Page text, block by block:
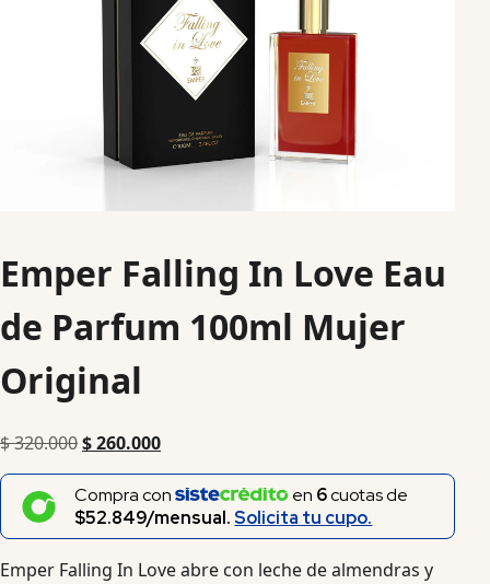
Emper Falling In Love Eau
de Parfum 100ml Mujer
Original
$320.000$260.000
Compra con en 6cuotas de
$52.849/mensual.Solicita tu cupo.
Emper Falling In Love abre con leche de almendras y